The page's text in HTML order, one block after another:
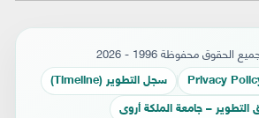
الحقوق محفوظة 1996 - 2026
سجل التطوير (Timeline)
التطوير – جامعة الملكة أروى